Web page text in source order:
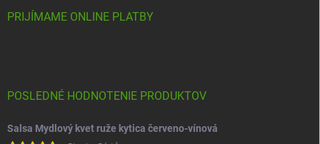
PRIJÍMAME ONLINE PLATBY
POSLEDNÉ HODNOTENIE PRODUKTOV
Salsa Mydlový kvet ruže kytica červeno-vínová